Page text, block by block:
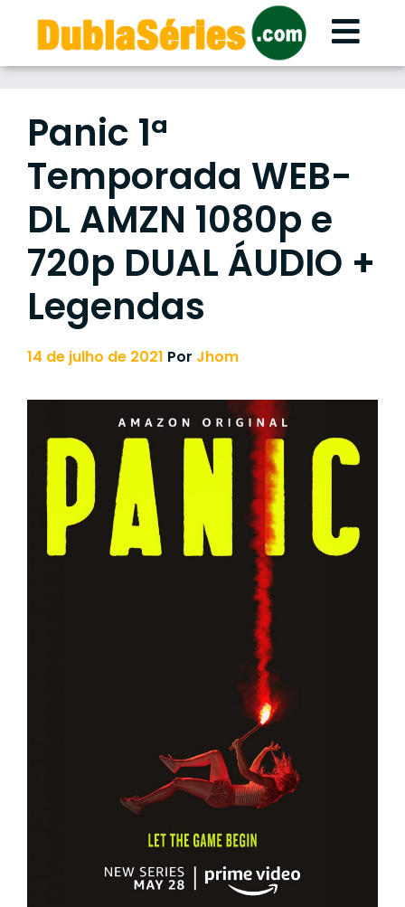
content
Panic 1ª
Temporada WEB-
DL AMZN 1080p e
720p DUAL ÁUDIO +
Legendas
14 de julho de 2021 Por Jhom